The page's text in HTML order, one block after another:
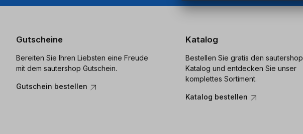
Gutscheine
Bereiten Sie Ihren Liebsten eine Freude
mit dem sautershop Gutschein.
Gutschein bestellen
Katalog
Bestellen Sie gratis den sautershop
Katalog und entdecken Sie unser
komplettes Sortiment.
Katalog bestellen